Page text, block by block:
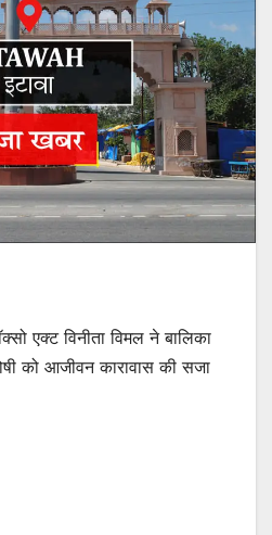
एक्ट विनीता विमल ने बालिका
को आजीवन कारावास की सजा